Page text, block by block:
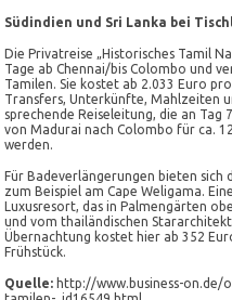
Südindien und Sri Lanka bei
Die Privatreise „Historisches Tamil
Tage ab Chennai/bis Colombo und
Tamilen. Sie kostet ab 2.033 Euro
Transfers, Unterkünfte, Mahlzeiten
sprechende Reiseleitung, die an
von Madurai nach Colombo für ca.
werden.
Für Badeverlängerungen bieten sich
zum Beispiel am Cape Weligama.
Luxusresort, das in Palmengärten
und vom thailändischen
Übernachtung kostet hier ab 352
Frühstück.
Quelle: http://www.business-on.de/